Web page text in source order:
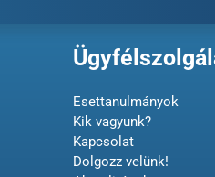
Esettanulmányok
Kik vagyunk?
Kapcsolat
Dolgozz velünk!